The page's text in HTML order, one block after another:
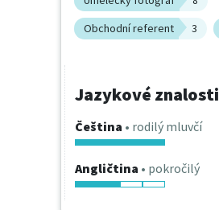
Obchodní referent
3
Jazykové znalosti
Čeština • rodilý mluvčí
Angličtina • pokročilý